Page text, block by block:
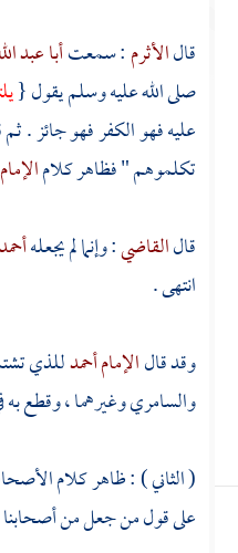
قالالأثرم: سمعتأبا عبد
صلى الله عليه وسلم يقول {
عليه فهو الكفر فهو جائز .
تكلموهم " فظاهر كلام
قالالقاضي: وإنما لم يجعلهأحمد
انتهى .
وقد قالالإمام أحمدللذي
والسامريوغيرهما ، وقطع به
( الثاني ) : ظاهر كلام
على قول من جعل من أصحابنا